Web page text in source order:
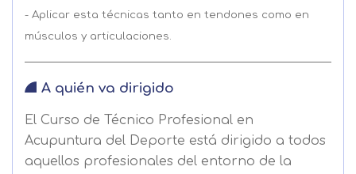
- Aplicar esta técnicas tanto en tendones como en
músculos y articulaciones.
A quién va dirigido
El Curso de Técnico Profesional en
Acupuntura del Deporte está dirigido a todos
aquellos profesionales del entorno de la